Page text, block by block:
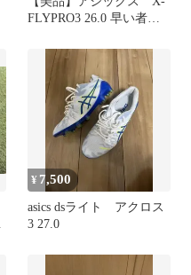
FLYPRO3 26.0 早い者勝
¥ 7,500
asics dsライト アクロス
3 27.0